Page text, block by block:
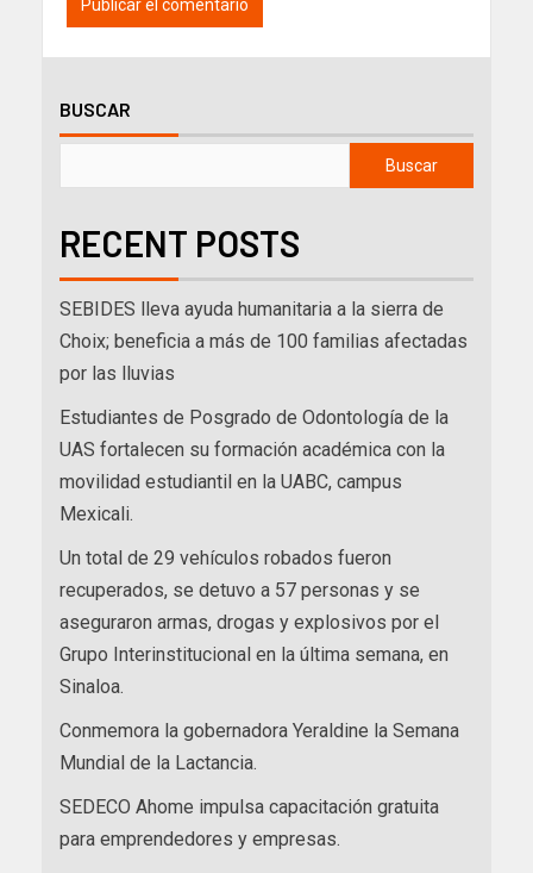
BUSCAR
Buscar
RECENT POSTS
SEBIDES lleva ayuda humanitaria a la sierra de
Choix; beneficia a más de 100 familias afectadas
por las lluvias
Estudiantes de Posgrado de Odontología de la
UAS fortalecen su formación académica con la
movilidad estudiantil en la UABC, campus
Mexicali.
Un total de 29 vehículos robados fueron
recuperados, se detuvo a 57 personas y se
aseguraron armas, drogas y explosivos por el
Grupo Interinstitucional en la última semana, en
Sinaloa.
Conmemora la gobernadora Yeraldine la Semana
Mundial de la Lactancia.
SEDECO Ahome impulsa capacitación gratuita
para emprendedores y empresas.